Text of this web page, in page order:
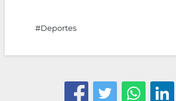
#Deportes